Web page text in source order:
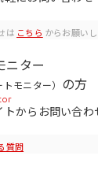
支援
DX
は こちら からお願いし
ニター
トモニター） の方
からお問い合わ
質問